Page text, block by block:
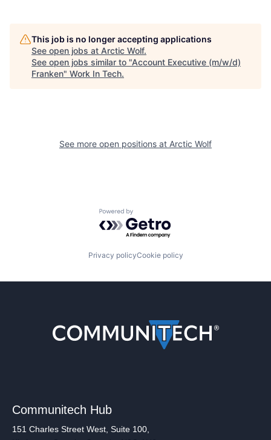
This job is no longer accepting applications
See open jobs at Arctic Wolf.
See open jobs similar to "Account Executive (m/w/d)
Franken" Work In Tech.
See more open positions at Arctic Wolf
Powered by Getro.com
Privacy policyCookie policy
Communitech Hub
151 Charles Street West, Suite 100,